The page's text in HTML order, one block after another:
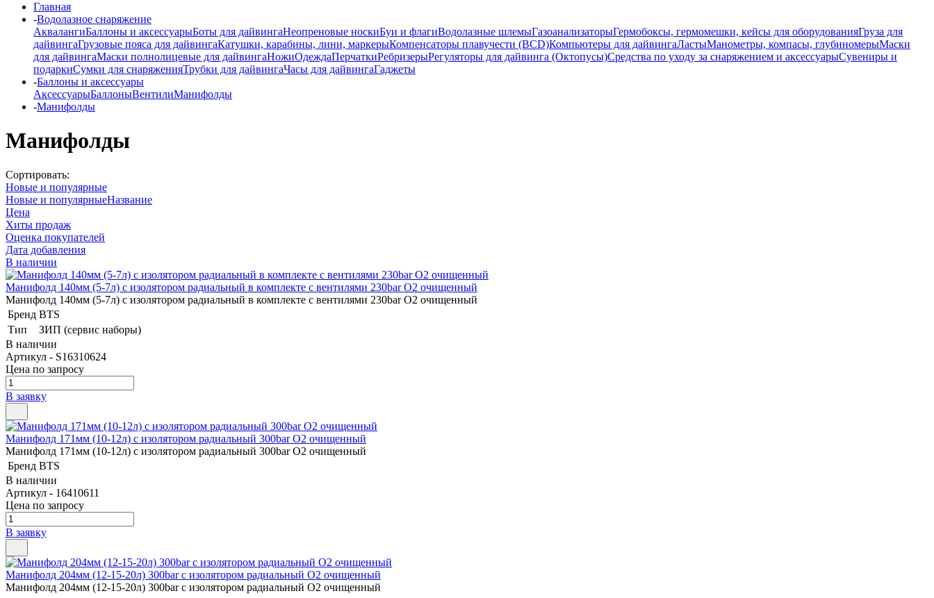
Главная
-Водолазное снаряжение
АквалангиБаллоны и аксессуарыБоты для дайвингаНеопреновые носкиБуи и флагиВодолазные шлемыГазоанализаторыГермобоксы, гермомешки, кейсы для оборудованияГруза для
дайвингаГрузовые пояса для дайвингаКатушки, карабины, лини, маркерыКомпенсаторы плавучести (BCD)Компьютеры для дайвингаЛастыМанометры, компасы, глубиномерыМаски
для дайвингаМаски полнолицевые для дайвингаНожиОдеждаПерчаткиРебризерыРегуляторы для дайвинга (Октопусы)Средства по уходу за снаряжением и аксессуарыСувениры и
подаркиСумки для снаряженияТрубки для дайвингаЧасы для дайвингаГаджеты
-Баллоны и аксессуары
АксессуарыБаллоныВентилиМанифолды
-Манифолды
Манифолды
Сортировать:
Новые и популярные
Новые и популярныеНазвание
Цена
Хиты продаж
Оценка покупателей
Дата добавления
В наличии
Манифолд 140мм (5-7л) с изолятором радиальный в комплекте с вентилями 230bar O2 очищенный
Манифолд 140мм (5-7л) с изолятором радиальный в комплекте с вентилями 230bar O2 очищенный
Бренд BTS
Тип
ЗИП (сервис наборы)
В наличии
Артикул - S16310624
Цена по запросу
В заявку
Манифолд 171мм (10-12л) с изолятором радиальный 300bar O2 очищенный
Манифолд 171мм (10-12л) с изолятором радиальный 300bar O2 очищенный
Бренд BTS
В наличии
Артикул - 16410611
Цена по запросу
В заявку
Манифолд 204мм (12-15-20л) 300bar с изолятором радиальный O2 очищенный
Манифолд 204мм (12-15-20л) 300bar с изолятором радиальный O2 очищенный